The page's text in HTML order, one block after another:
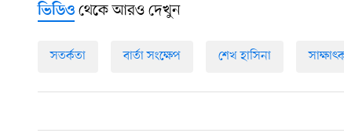
ভিডিও থেকে আরও দেখুন
সতর্কতা বার্তা সংক্ষেপ শেখ হাসিনা